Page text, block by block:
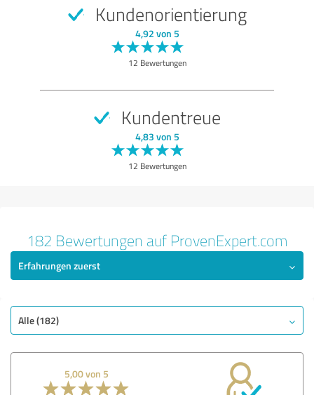
Durchführung
Kundenorientierung
4,92 von 5
12 Bewertungen
Kundentreue
4,83 von 5
12 Bewertungen
182 Bewertungen auf ProvenExpert.com
Erfahrungen zuerst
Alle (182)
5,00 von 5